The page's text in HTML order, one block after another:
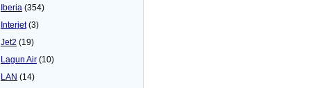
Iberia (354)
Interjet(3)
Jet2 (19)
Lagun Air (10)
LAN (14)